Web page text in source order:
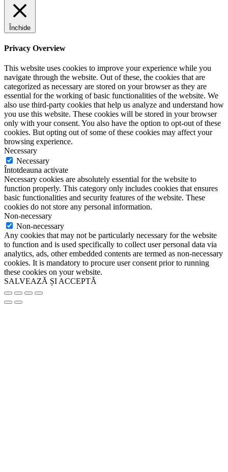
Închide
Privacy Overview
This website uses cookies to improve your experience while you
navigate through the website. Out of these, the cookies that are
categorized as necessary are stored on your browser as they are
essential for the working of basic functionalities of the website. We
also use third-party cookies that help us analyze and understand how
you use this website. These cookies will be stored in your browser
only with your consent. You also have the option to opt-out of these
cookies. But opting out of some of these cookies may affect your
browsing experience.
Necessary
Necessary
Întotdeauna activate
Necessary cookies are absolutely essential for the website to
function properly. This category only includes cookies that ensures
basic functionalities and security features of the website. These
cookies do not store any personal information.
Non-necessary
Non-necessary
Any cookies that may not be particularly necessary for the website
to function and is used specifically to collect user personal data via
analytics, ads, other embedded contents are termed as non-necessary
cookies. It is mandatory to procure user consent prior to running
these cookies on your website.
SALVEAZĂ ȘI ACCEPTĂ